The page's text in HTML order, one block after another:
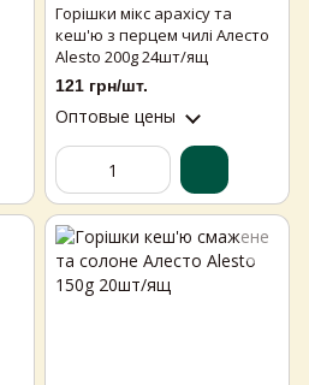
Горішки мікс арахісу та
кеш'ю з перцем чилі Алесто
Alesto 200g 24шт/ящ
121 грн/шт.
Оптовые цены